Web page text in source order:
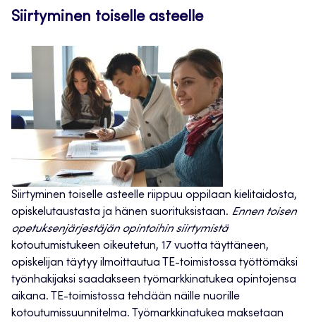
Siirtyminen toiselle asteelle
Siirtyminen toiselle asteelle riippuu oppilaan kielitaidosta,
opiskelutaustasta ja hänen suorituksistaan. Ennen toisen
opetuksenjärjestäjän opintoihin siirtymistä
kotoutumistukeen oikeutetun, 17 vuotta täyttäneen,
opiskelijan täytyy ilmoittautua TE-toimistossa työttömäksi
työnhakijaksi saadakseen työmarkkinatukea opintojensa
aikana. TE-toimistossa tehdään näille nuorille
kotoutumissuunnitelma. Työmarkkinatukea maksetaan